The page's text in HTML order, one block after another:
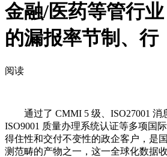
金融/医药等管行
的漏报率节制、行
阅读
通过了 CMMI 5 级、ISO27001 消
ISO9001 质量办理系统认证等多项国
得住性和交付不变性的政企客户，是
测范畴的产物之一，这一全球化数据